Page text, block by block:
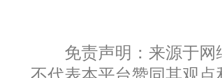
免责声明：来源于网